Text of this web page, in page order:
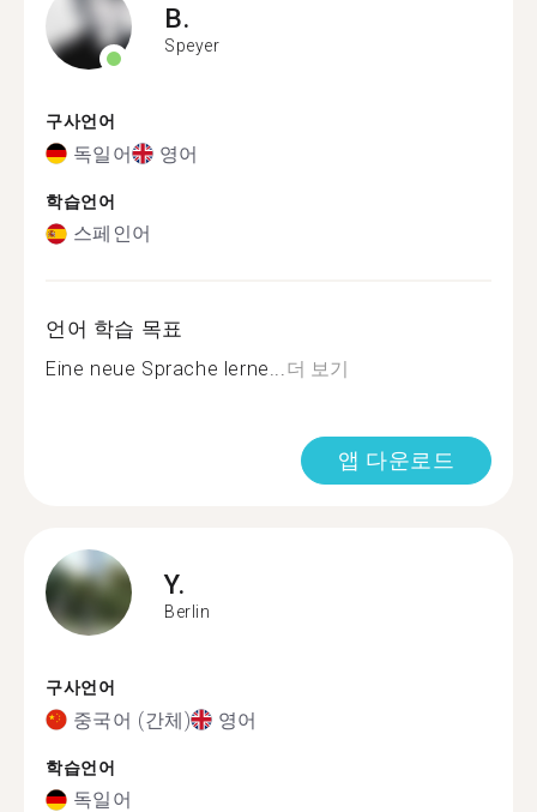
B.
Speyer
구사언어
독일어 영어
학습언어
스페인어
언어 학습 목표
Eine neue Sprache lerne...더 보기
앱 다운로드
Y.
Berlin
구사언어
중국어 (간체) 영어
학습언어
독일어